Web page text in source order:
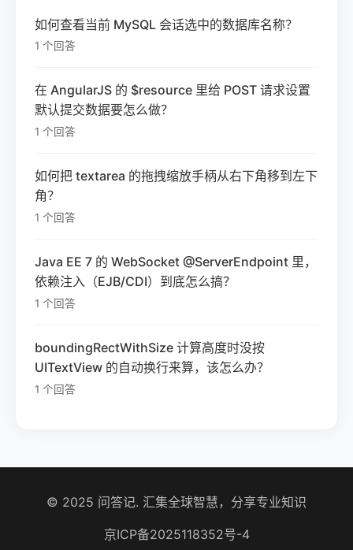
如何查看当前 MySQL 会话选中的数据库名称？
1 个回答
在 AngularJS 的 $resource 里给 POST 请求设置
默认提交数据要怎么做？
1 个回答
如何把 textarea 的拖拽缩放手柄从右下角移到左下
角？
1 个回答
Java EE 7 的 WebSocket @ServerEndpoint 里，
依赖注入（EJB/CDI）到底怎么搞？
1 个回答
boundingRectWithSize 计算高度时没按
UITextView 的自动换行来算，该怎么办？
1 个回答
© 2025 问答记. 汇集全球智慧，分享专业知识
京ICP备2025118352号-4